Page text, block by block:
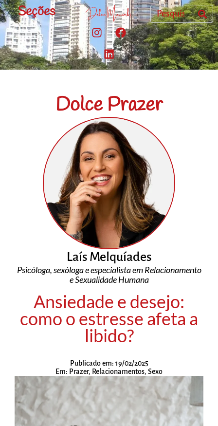
Seções
Dolce Prazer
Laís Melquíades
Psicóloga, sexóloga e especialista em Relacionamento
e Sexualidade Humana
Ansiedade e desejo:
como o estresse afeta a
libido?
Publicado em: 19/02/2025
Em: Prazer, Relacionamentos, Sexo